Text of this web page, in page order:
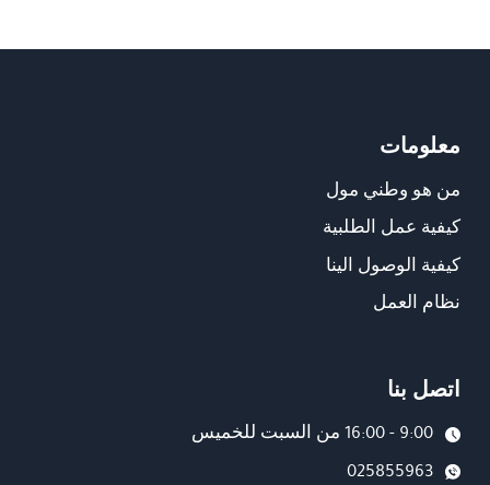
معلومات
من هو وطني مول
كيفية عمل الطلبية
كيفية الوصول الينا
نظام العمل
اتصل بنا
9:00 - 16:00 من السبت للخميس
025855963